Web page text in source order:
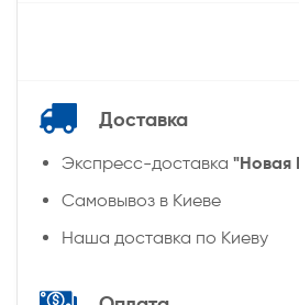
Доставка
Экспресс-доставка "Новая
Самовывоз в Киеве
Наша доставка по Киеву